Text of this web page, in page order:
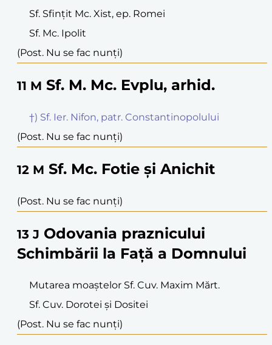
Sf. Sfințit Mc. Xist, ep. Romei
Sf. Mc. Ipolit
(Post. Nu se fac nunți)
11 M Sf. M. Mc. Evplu, arhid.
†) Sf. Ier. Nifon, patr. Constantinopolului
(Post. Nu se fac nunți)
12 M Sf. Mc. Fotie și Anichit
(Post. Nu se fac nunți)
13 J Odovania praznicului
Schimbării la Față a Domnului
Mutarea moaștelor Sf. Cuv. Maxim Mărt.
Sf. Cuv. Dorotei și Dositei
(Post. Nu se fac nunți)